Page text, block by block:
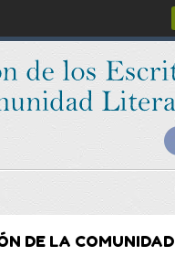
DE LA COMUNIDAD